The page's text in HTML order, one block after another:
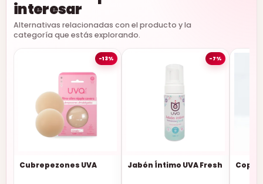
interesar
Alternativas relacionadas con el producto y la
categoría que estás explorando.
-13%
Cubrepezones UVA
-7%
Jabón Íntimo UVA Fresh Copa